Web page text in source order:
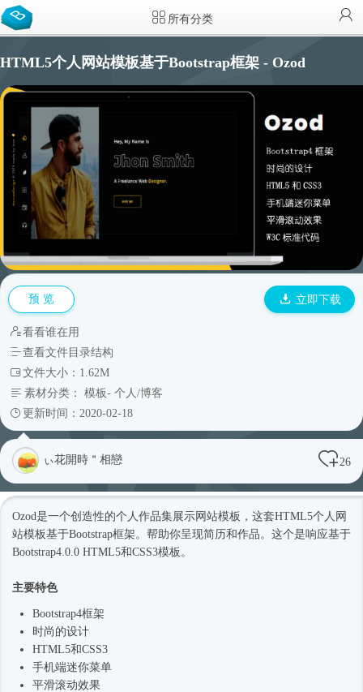
所有分类
HTML5个人网站模板基于Bootstrap框架 - Ozod
预 览 立即下载
看看谁在用
查看文件目录结构
文件大小：1.62M
素材分类： 模板- 个人/博客
更新时间：2020-02-18
ぃ花開時＂相戀 26
Ozod是一个创造性的个人作品集展示网站模板 ，这套HTML5个人 网
站模板基于Bootstrap框架 。帮助你呈现简历和作品。这个是响应基于
Bootstrap4 .0.0 HTML5和CSS3模板。
主要特色
Bootstrap4框架
时尚 的设计
HTML5和CSS3
手机端迷你菜单
平滑滚动效果